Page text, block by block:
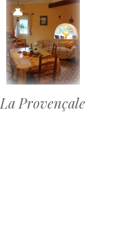
La Provençale